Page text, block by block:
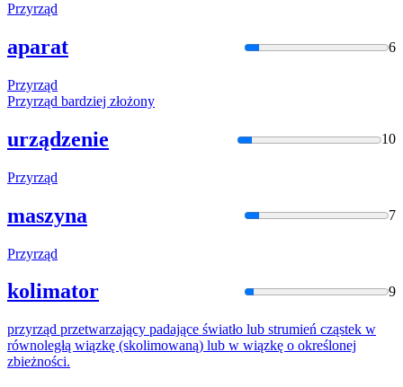
Przyrząd
aparat 6
Przyrząd
Przyrząd bardziej złożony
urządzenie 10
Przyrząd
maszyna 7
Przyrząd
kolimator 9
przyrząd przetwarzający padające światło lub strumień cząstek w
równoległą wiązkę (skolimowaną) lub w wiązkę o określonej
zbieżności.